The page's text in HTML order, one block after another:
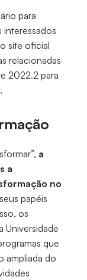
para
interessados
site oficial
relacionadas
2022.2 para
.
a
a
no
papéis
os
Universidade
que
ampliada do